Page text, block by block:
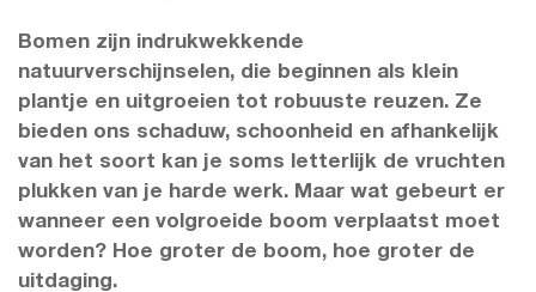
Bomen zijn indrukwekkende
natuurverschijnselen, die beginnen als klein
plantje en uitgroeien tot robuuste reuzen. Ze
bieden ons schaduw, schoonheid en afhankelijk
van het soort kan je soms letterlijk de vruchten
plukken van je harde werk. Maar wat gebeurt er
wanneer een volgroeide boom verplaatst moet
worden? Hoe groter de boom, hoe groter de
uitdaging.